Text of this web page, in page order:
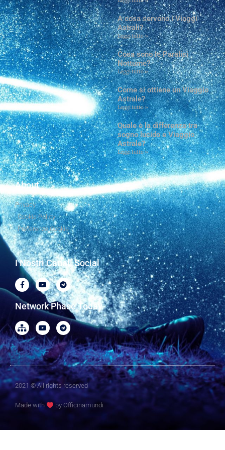
A cosa servono i Viaggi
Astrali?
Leggi tutto »
Cosa sono le Paralisi
Notturne?
Leggi tutto »
Come si ottiene un Viaggio
Astrale?
Leggi tutto »
Quale è la differenza tra
sogno lucido e Viaggio
Astrale?
Leggi tutto »
About
Privacy
Cookie Policy
Preferenze Cookie
I Nostri Canali Social
Network Phase Today
2021 © All rights reserved
Made with by Officinamundi​​